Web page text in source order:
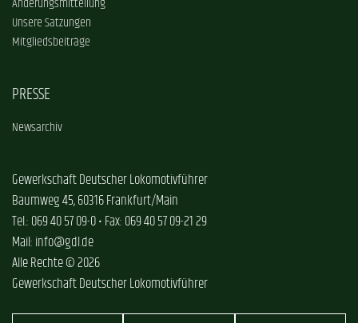
Änderungsmitteilung
Unsere Satzungen
Mitgliedsbeiträge
PRESSE
Newsarchiv
Gewerkschaft Deutscher Lokomotivführer
Baumweg 45, 60316 Frankfurt/Main
Tel.: 069 40 57 09-0 • Fax: 069 40 57 09-21 29
Mail: info@gdl.de
Alle Rechte © 2026
Gewerkschaft Deutscher Lokomotivführer